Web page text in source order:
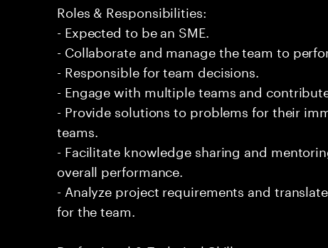
Roles & Responsibilities:
- Expected to be an SME.
- Collaborate and manage the team to
- Responsible for team decisions.
- Engage with multiple teams and
- Provide solutions to problems for their
teams.
- Facilitate knowledge sharing and
overall performance.
- Analyze project requirements and
for the team.